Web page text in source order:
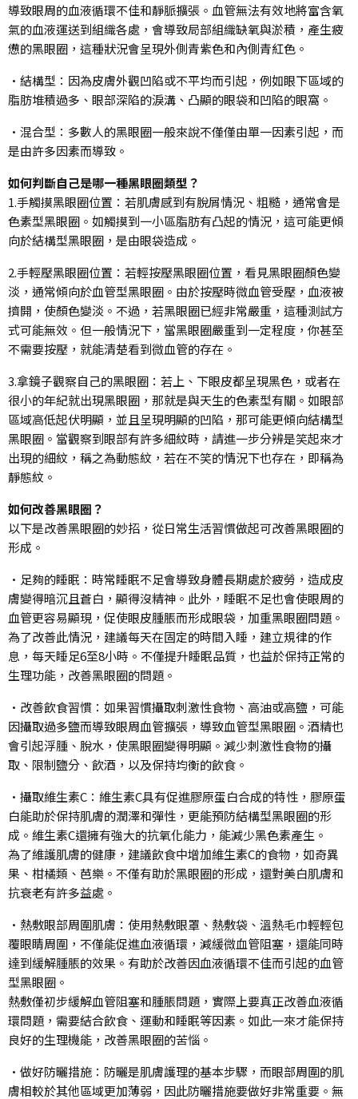
導致眼周的血液循環不佳和靜脈擴張。血管無法有效地將富含氧
氣的血液運送到組織各處，會導致局部組織缺氧與淤積，產生疲
憊的黑眼圈，這種狀況會呈現外側青紫色和內側青紅色。
•結構型：因為皮膚外觀凹陷或不平均而引起，例如眼下區域的
脂肪堆積過多、眼部深陷的淚溝、凸顯的眼袋和凹陷的眼窩。
•混合型：多數人的黑眼圈一般來說不僅僅由單一因素引起，而
是由許多因素而導致。
如何判斷自己是哪一種黑眼圈類型？
1.手觸摸黑眼圈位置：若肌膚感到有脫屑情況、粗糙，通常會是
色素型黑眼圈。如觸摸到一小區脂肪有凸起的情況，這可能更傾
向於結構型黑眼圈，是由眼袋造成。
2.手輕壓黑眼圈位置：若輕按壓黑眼圈位置，看見黑眼圈顏色變
淡，通常傾向於血管型黑眼圈。由於按壓時微血管受壓，血液被
擠開，使顏色變淡。不過，若黑眼圈已經非常嚴重，這種測試方
式可能無效。但一般情況下，當黑眼圈嚴重到一定程度，你甚至
不需要按壓，就能清楚看到微血管的存在。
3.拿鏡子觀察自己的黑眼圈：若上、下眼皮都呈現黑色，或者在
很小的年紀就出現黑眼圈，那就是與天生的色素型有關。如眼部
區域高低起伏明顯，並且呈現明顯的凹陷，那可能更傾向結構型
黑眼圈。當觀察到眼部有許多細紋時，請進一步分辨是笑起來才
出現的細紋，稱之為動態紋，若在不笑的情況下也存在，即稱為
靜態紋。
如何改善黑眼圈？
以下是改善黑眼圈的妙招，從日常生活習慣做起可改善黑眼圈的
形成。
•足夠的睡眠：時常睡眠不足會導致身體長期處於疲勞，造成皮
膚變得暗沉且蒼白，顯得沒精神。此外，睡眠不足也會使眼周的
血管更容易顯現，促使眼皮腫脹而形成眼袋，加重黑眼圈問題。
為了改善此情況，建議每天在固定的時間入睡，建立規律的作
息，每天睡足6至8小時。不僅提升睡眠品質，也益於保持正常的
生理功能，改善黑眼圈的問題。
•改善飲食習慣：如果習慣攝取刺激性食物、高油或高鹽，可能
因攝取過多鹽而導致眼周血管擴張，導致血管型黑眼圈。酒精也
會引起浮腫、脫水，使黑眼圈變得明顯。減少刺激性食物的攝
取、限制鹽分、飲酒，以及保持均衡的飲食。
•攝取維生素C：維生素C具有促進膠原蛋白合成的特性，膠原蛋
白能助於保持肌膚的潤澤和彈性，更能預防結構型黑眼圈的形
成。維生素C還擁有強大的抗氧化能力，能減少黑色素產生。
為了維護肌膚的健康，建議飲食中增加維生素C的食物，如奇異
果、柑橘類、芭樂。不僅有助於黑眼圈的形成，還對美白肌膚和
抗衰老有許多益處。
•熱敷眼部周圍肌膚：使用熱敷眼罩、熱敷袋、溫熱毛巾輕輕包
覆眼睛周圍，不僅能促進血液循環，減緩微血管阻塞，還能同時
達到緩解腫脹的效果。有助於改善因血液循環不佳而引起的血管
型黑眼圈。
熱敷僅初步緩解血管阻塞和腫脹問題，實際上要真正改善血液循
環問題，需要結合飲食、運動和睡眠等因素。如此一來才能保持
良好的生理機能，改善黑眼圈的苦惱。
•做好防曬措施：防曬是肌膚護理的基本步驟，而眼部周圍的肌
膚相較於其他區域更加薄弱，因此防曬措施要做好非常重要。無